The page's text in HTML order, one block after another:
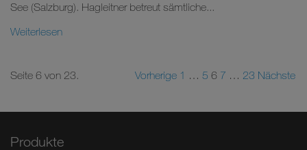
See (Salzburg). Hagleitner betreut sämtliche...
Weiterlesen
Seite 6 von 23. Vorherige 1 … 5 6 7 … 23 Nächste
Produkte